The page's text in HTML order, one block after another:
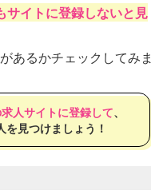
サイトに登録しないと見
あるかチェックしてみま
人サイトに登録して、
を見つけましょう！